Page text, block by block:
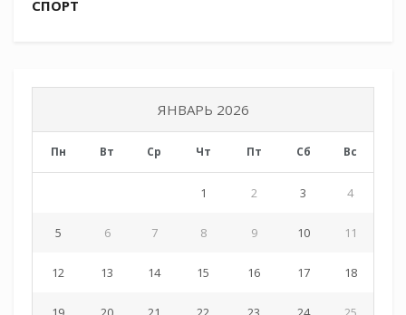
СПОРТ
ЯНВАРЬ 2026
Пн Вт Ср Чт Пт Сб Вс
1 2 3 4
5 6 7 8 9 10 11
12 13 14 15 16 17 18